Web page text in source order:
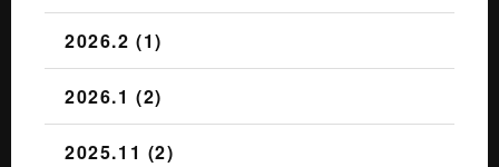
2026.2 (1)
2026.1 (2)
2025.11 (2)